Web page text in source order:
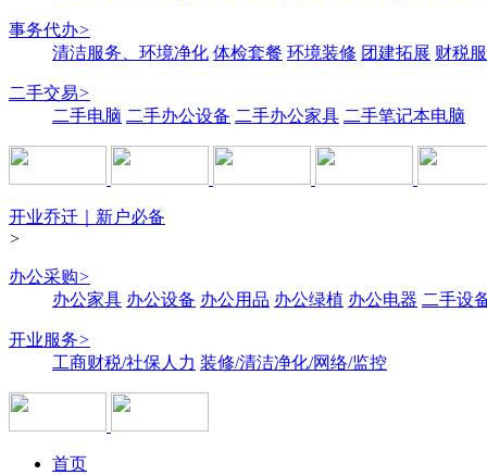
事务代办>
清洁服务、环境净化 体检套餐 环境装修 团建拓展 财税
二手交易>
二手电脑 二手办公设备 二手办公家具 二手笔记本电脑
开业乔迁｜新户必备
>
办公采购>
办公家具 办公设备 办公用品 办公绿植 办公电器 二手设
开业服务>
工商财税/社保人力 装修/清洁净化/网络/监控
首页